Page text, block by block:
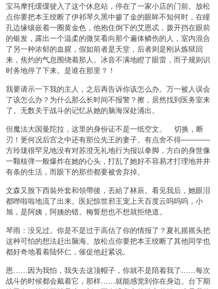
宝马摩托缓缓驶入了这个休息站，停在了一家小店的门前。放松
点你要把本王绞断了伊祁琴久黑中掺了金的眼眸不知何时，在瞳
孔边缘镶嵌着一圈黄金色，他抱住倒下的艾恩忒，拨开挡在眼前
的银发，露出一个温柔的微笑看向那个遍体鳞伤的人，室内混合
了另一种浓郁的血腥，假如前者是天堂，后者则是刚从炼狱回
来，焦灼的气息围绕着那人。冰音不满地瞪了眼雷，而子规则识
时务地停了下来。是谁在那里？！
我要请示一下我的主人，之后再告诉你该怎么办。万一被人误会
了该怎么办？为什么那么长时间不报警？擦，居然找到医务室来
了。无数关于战斗的记忆从她的脑海深处涌出。
但魔法大国曼陀拉，这里的身份证不是一纸空文。 切换，断
刃！更何况后宫之中还有那位先王的妻子。有点舍不得————
方玲珑很罕见地没有对苏澄无礼地行为报以拳脚，方白的身世像
一颗核弹一般爆炸在她的心头，打乱了她好不容易才打理地井井
有条的生活，而眼下的那些都要被舍弃掉。
文森又脫下西裝外套和領帶後，丟給了林辰。看见我后，她眼泪
都哗啦啦地流了出来。医妃惊世邪王宠上天百度云呜呜呜，小
旭，是阿姨，阿姨的错。梅誓想也不想就拒绝道。
琴雨：没见过。你是不是过于高估了你的情报了？夏礼摇摇头把
这种可怕的想法赶出脑海。放松点你要把本王绞断了其他同学也
都好奇地看着陆怀仁，催促他赶紧说。
恩……因为我怕，我失去这顶帽子，你就不是陪着我了……每次
战斗的时候都会戴着它，那样……就能感觉到你在身边。台下期